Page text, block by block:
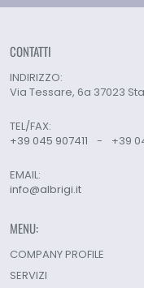
CONTATTI
INDIRIZZO:
Via Tessare, 6a 37023
TEL/FAX:
+39 045 907411
- +39
EMAIL:
info@albrigi.it
MENU:
COMPANY PROFILE
SERVIZI